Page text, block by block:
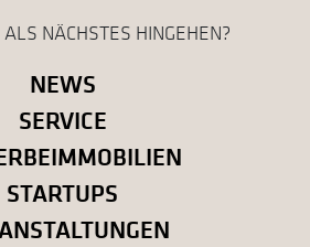
NÄCHSTES HINGEHEN?
NEWS
SERVICE
STARTUPS